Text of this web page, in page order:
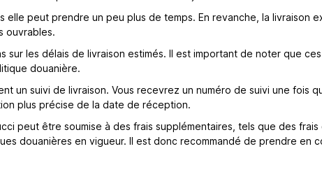
elle peut prendre un peu plus de temps. En revanche, la
ouvrables.
sur les délais de livraison estimés. Il est important de noter que
douanière.
un suivi de livraison. Vous recevrez un numéro de suivi une fois
plus précise de la date de réception.
peut être soumise à des frais supplémentaires, tels que des
douanières en vigueur. Il est donc recommandé de prendre en